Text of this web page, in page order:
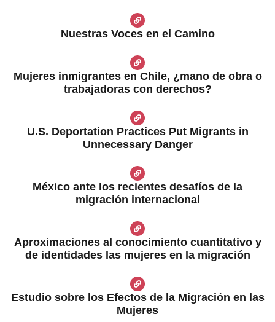
Nuestras Voces en el Camino
Mujeres inmigrantes en Chile, ¿mano de obra o
trabajadoras con derechos?
U.S. Deportation Practices Put Migrants in
Unnecessary Danger
México ante los recientes desafíos de la
migración internacional​
Aproximaciones al conocimiento cuantitativo y
de identidades las mujeres en la migración
Estudio sobre los Efectos de la Migración en las
Mujeres